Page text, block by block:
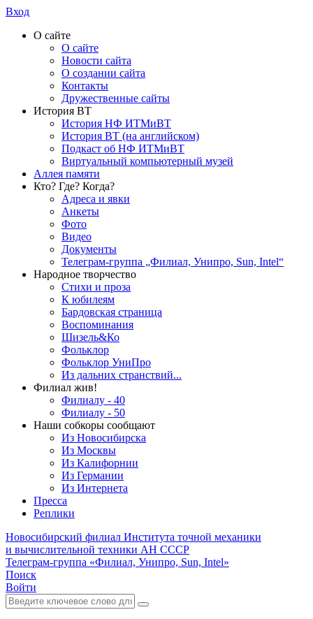
Вход
О сайте
О сайте
Новости сайта
О создании сайта
Контакты
Дружественные сайты
История ВТ
История НФ ИТМиВТ
История ВТ (на английском)
Подкаст об НФ ИТМиВТ
Виртуальный компьютерный музей
Аллея памяти
Кто? Где? Когда?
Адреса и явки
Анкеты
Фото
Видео
Документы
Телеграм-группа „Филиал, Унипро, Sun, Intel“
Народное творчество
Стихи и проза
К юбилеям
Бардовская страница
Воспоминания
Шизель&Ко
Фольклор
Фольклор УниПро
Из дальних странствий...
Филиал жив!
Филиалу - 40
Филиалу - 50
Наши собкоры сообщают
Из Новосибирска
Из Москвы
Из Калифорнии
Из Германии
Из Интернета
Пресса
Реплики
Новосибирский филиал Института точной механики
и вычислительной техники АН СССР
Телеграм-группа «Филиал, Унипро, Sun, Intel»
Поиск
Войти